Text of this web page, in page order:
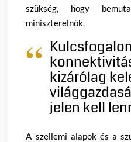
szükség, hogy
miniszterelnök.
kizárólag
jelen kell
A szellemi alapok és a